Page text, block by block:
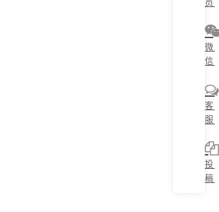
员
微
信
客
服
投
稿